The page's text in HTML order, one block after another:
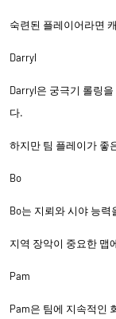
숙련된 플레이어라면
Darryl
Darryl은 궁극기 롤링
다.
하지만 팀 플레이가 좋
Bo
Bo는 지뢰와 시야 능력
지역 장악이 중요한 맵
Pam
Pam은 팀에 지속적인